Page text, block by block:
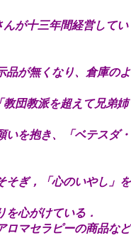
が十三年間経営してい
品が無くなり、倉庫のよ
団教派を超えて兄弟姉
を抱き、「ベテスダ・
そぎ，「心のいやし」を
心がけている．
ロマセラピーの商品など